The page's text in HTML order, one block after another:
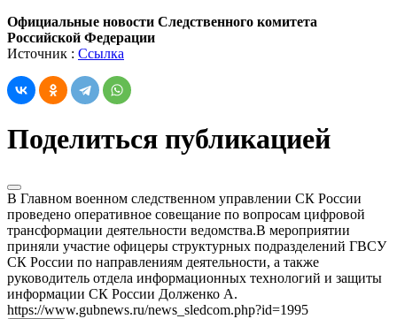
Официальные новости Следственного комитета
Российской Федерации
Источник : Ссылка
Поделиться публикацией
В Главном военном следственном управлении СК России
проведено оперативное совещание по вопросам цифровой
трансформации деятельности ведомства.В мероприятии
приняли участие офицеры структурных подразделений ГВСУ
СК России по направлениям деятельности, а также
руководитель отдела информационных технологий и защиты
информации СК России Долженко А.
https://www.gubnews.ru/news_sledcom.php?id=1995